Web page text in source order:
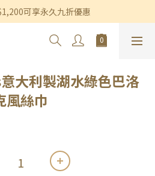
滿$600即享免運費優惠
可享永久九折優惠
滿$600即享免運費優惠
大利製湖水綠色巴洛
風絲巾